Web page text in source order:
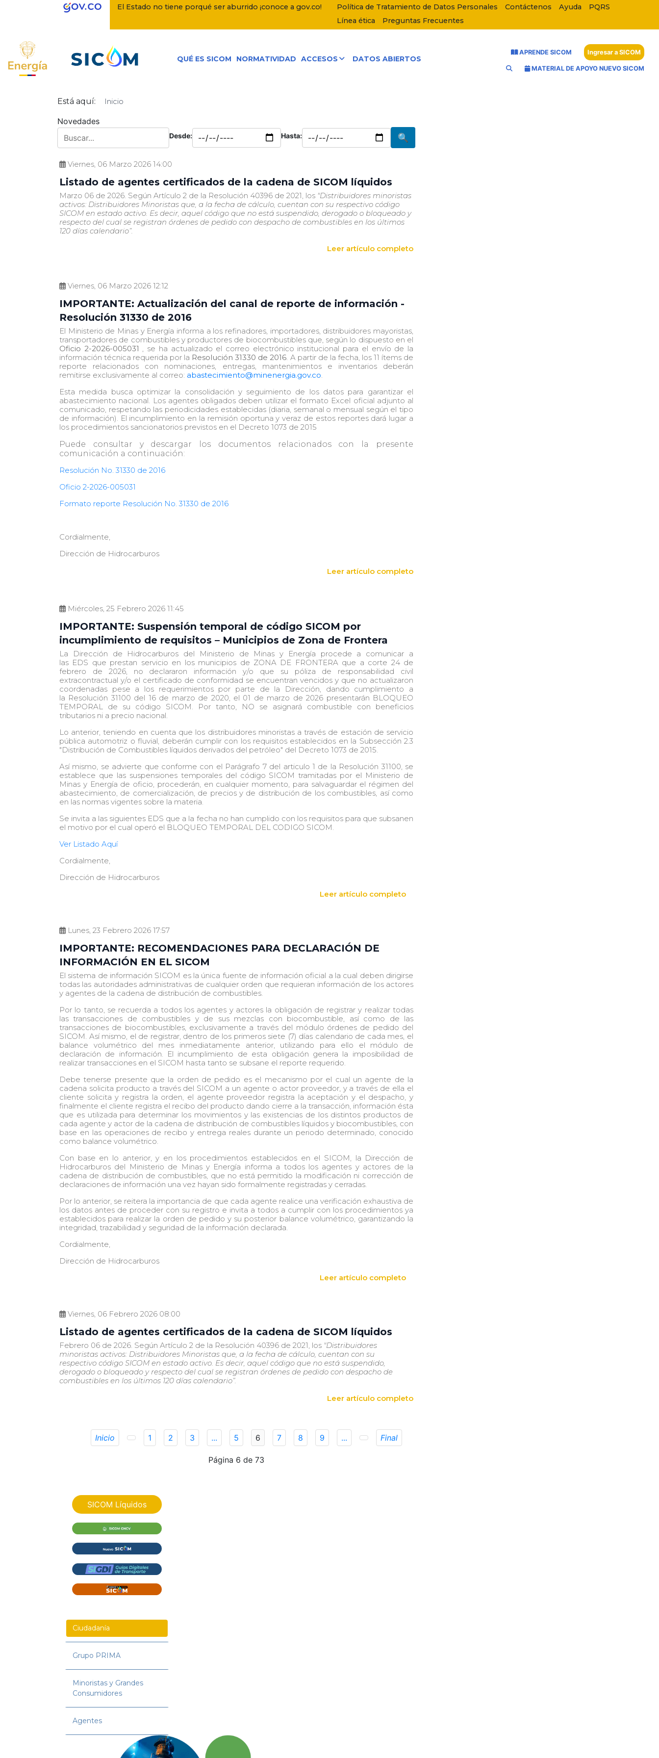
incluye
un
sistema
El Estado no tiene porqué ser aburrido ¡conoce a gov.co! Política de Tratamiento de Datos Personales Contáctenos Ayuda
PQRS
Línea ética
Preguntas Frecuentes
QUÉ ES SICOM NORMATIVIDAD ACCESOS DATOS ABIERTOS
Ingresar a SICOM
APRENDE SICOM
MATERIAL DE APOYO NUEVO SICOM
Está aquí: Inicio
Novedades
Desde: Hasta: 🔍
Viernes, 06 Marzo 2026 14:00
Listado de agentes certificados de la cadena de SICOM líquidos
Marzo 06 de 2026. Según Artículo 2 de la Resolución 40396 de 2021, los "Distribuidores minoristas
activos: Distribuidores Minoristas que, a la fecha de cálculo, cuentan con su respectivo código
SICOM en estado activo. Es decir, aquel código que no está suspendido, derogado o bloqueado y
respecto del cual se registran órdenes de pedido con despacho de combustibles en los últimos
120 días calendario”.
Leer artículo completo
Viernes, 06 Marzo 2026 12:12
IMPORTANTE: Actualización del canal de reporte de información -
Resolución 31330 de 2016
El Ministerio de Minas y Energía informa a los refinadores, importadores, distribuidores mayoristas,
transportadores de combustibles y productores de biocombustibles que, según lo dispuesto en el
Oficio 2-2026-005031 , se ha actualizado el correo electrónico institucional para el envío de la
información técnica requerida por la Resolución 31330 de 2016. A partir de la fecha, los 11 ítems de
reporte relacionados con nominaciones, entregas, mantenimientos e inventarios deberán
remitirse exclusivamente al correo: abastecimiento@minenergia.gov.co.
Esta medida busca optimizar la consolidación y seguimiento de los datos para garantizar el
abastecimiento nacional. Los agentes obligados deben utilizar el formato Excel oficial adjunto al
comunicado, respetando las periodicidades establecidas (diaria, semanal o mensual según el tipo
de información). El incumplimiento en la remisión oportuna y veraz de estos reportes dará lugar a
los procedimientos sancionatorios previstos en el Decreto 1073 de 2015
Puede consultar y descargar los documentos relacionados con la presente
comunicación a continuación:
Resolución No. 31330 de 2016
Oficio 2-2026-005031
Formato reporte Resolución No. 31330 de 2016
Cordialmente,
Dirección de Hidrocarburos
Leer artículo completo
Miércoles, 25 Febrero 2026 11:45
IMPORTANTE: Suspensión temporal de código SICOM por
incumplimiento de requisitos – Municipios de Zona de Frontera
La Dirección de Hidrocarburos del Ministerio de Minas y Energía procede a comunicar a
las EDS que prestan servicio en los municipios de ZONA DE FRONTERA que a corte 24 de
febrero de 2026, no declararon información y/o que su póliza de responsabilidad civil
extracontractual y/o el certificado de conformidad se encuentran vencidos y que no actualizaron
coordenadas pese a los requerimientos por parte de la Dirección, dando cumplimiento a
la Resolución 31100 del 16 de marzo de 2020, el 01 de marzo de 2026 presentarán BLOQUEO
TEMPORAL de su código SICOM. Por tanto, NO se asignará combustible con beneficios
tributarios ni a precio nacional.
Lo anterior, teniendo en cuenta que los distribuidores minoristas a través de estación de servicio
pública automotriz o fluvial, deberán cumplir con los requisitos establecidos en la Subsección 2.3
"Distribución de Combustibles líquidos derivados del petróleo" del Decreto 1073 de 2015.
Así mismo, se advierte que conforme con el Parágrafo 7 del articulo 1 de la Resolución 31100, se
establece que las suspensiones temporales del código SICOM tramitadas por el Ministerio de
Minas y Energía de oficio, procederán, en cualquier momento, para salvaguardar el régimen del
abastecimiento, de comercialización, de precios y de distribución de los combustibles, así como
en las normas vigentes sobre la materia.
Se invita a las siguientes EDS que a la fecha no han cumplido con los requisitos para que subsanen
el motivo por el cual operó el BLOQUEO TEMPORAL DEL CODIGO SICOM.
Ver Listado Aquí
Cordialmente,
Dirección de Hidrocarburos
Leer artículo completo
Lunes, 23 Febrero 2026 17:57
IMPORTANTE: RECOMENDACIONES PARA DECLARACIÓN DE
INFORMACIÓN EN EL SICOM
El sistema de información SICOM es la única fuente de información oficial a la cual deben dirigirse
todas las autoridades administrativas de cualquier orden que requieran información de los actores
y agentes de la cadena de distribución de combustibles.
Por lo tanto, se recuerda a todos los agentes y actores la obligación de registrar y realizar todas
las transacciones de combustibles y de sus mezclas con biocombustible, así como de las
transacciones de biocombustibles, exclusivamente a través del módulo órdenes de pedido del
SICOM. Así mismo, el de registrar, dentro de los primeros siete (7) días calendario de cada mes, el
balance volumétrico del mes inmediatamente anterior, utilizando para ello el módulo de
declaración de información. El incumplimiento de esta obligación genera la imposibilidad de
realizar transacciones en el SICOM hasta tanto se subsane el reporte requerido.
Debe tenerse presente que la orden de pedido es el mecanismo por el cual un agente de la
cadena solicita producto a través del SICOM a un agente o actor proveedor, y a través de ella el
cliente solicita y registra la orden, el agente proveedor registra la aceptación y el despacho, y
finalmente el cliente registra el recibo del producto dando cierre a la transacción, información ésta
que es utilizada para determinar los movimientos y las existencias de los distintos productos de
cada agente y actor de la cadena de distribución de combustibles líquidos y biocombustibles, con
base en las operaciones de recibo y entrega reales durante un periodo determinado, conocido
como balance volumétrico.
Con base en lo anterior, y en los procedimientos establecidos en el SICOM, la Dirección de
Hidrocarburos del Ministerio de Minas y Energía informa a todos los agentes y actores de la
cadena de distribución de combustibles, que no está permitido la modificación ni corrección de
declaraciones de información una vez hayan sido formalmente registradas y cerradas.
Por lo anterior, se reitera la importancia de que cada agente realice una verificación exhaustiva de
los datos antes de proceder con su registro e invita a todos a cumplir con los procedimientos ya
establecidos para realizar la orden de pedido y su posterior balance volumétrico, garantizando la
integridad, trazabilidad y seguridad de la información declarada.
Cordialmente,
Dirección de Hidrocarburos
Leer artículo completo
Viernes, 06 Febrero 2026 08:00
Listado de agentes certificados de la cadena de SICOM líquidos
Febrero 06 de 2026. Según Artículo 2 de la Resolución 40396 de 2021, los "Distribuidores
minoristas activos: Distribuidores Minoristas que, a la fecha de cálculo, cuentan con su
respectivo código SICOM en estado activo. Es decir, aquel código que no está suspendido,
derogado o bloqueado y respecto del cual se registran órdenes de pedido con despacho de
combustibles en los últimos 120 días calendario”.
Leer artículo completo
Inicio 1 2 3 ... 5 6 7 8 9 ... Final
Página 6 de 73
SICOM Líquidos
Ciudadanía
Grupo PRIMA
Minoristas y Grandes
Consumidores
Agentes